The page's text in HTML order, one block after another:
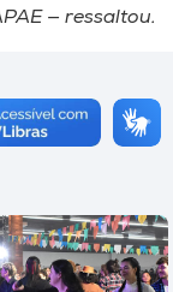
— ressaltou.